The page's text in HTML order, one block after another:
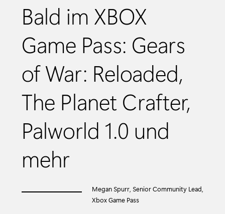
Bald im XBOX
Game Pass: Gears
of War: Reloaded,
The Planet Crafter,
Palworld 1.0 und
mehr
Megan Spurr, Senior Community Lead,
Xbox Game Pass